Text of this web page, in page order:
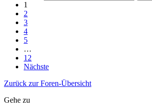
1
2
3
4
5
…
12
Nächste
Zurück zur Foren-Übersicht
Gehe zu